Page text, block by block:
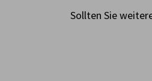
Sollten Sie